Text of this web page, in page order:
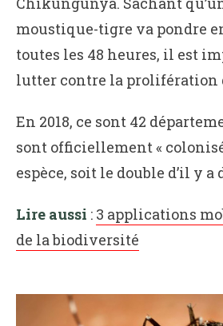
moustique-tigre va pondre
toutes les 48 heures, il est
lutter contre la prolifération
En 2018, ce sont 42
sont officiellement «
espèce, soit le double d’il y a
Lire aussi : 3 applications
de la biodiversité